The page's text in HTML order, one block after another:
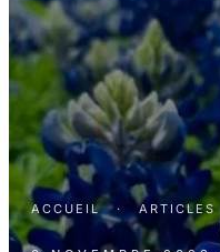
ACCUEIL · ARTICLES